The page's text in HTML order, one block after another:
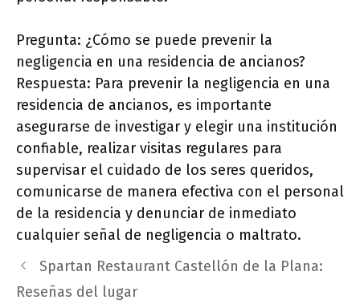
Pregunta: ¿Cómo se puede prevenir la
negligencia en una residencia de ancianos?
Respuesta: Para prevenir la negligencia en una
residencia de ancianos, es importante
asegurarse de investigar y elegir una institución
confiable, realizar visitas regulares para
supervisar el cuidado de los seres queridos,
comunicarse de manera efectiva con el personal
de la residencia y denunciar de inmediato
cualquier señal de negligencia o maltrato.
Spartan Restaurant Castellón de la Plana:
Reseñas del lugar